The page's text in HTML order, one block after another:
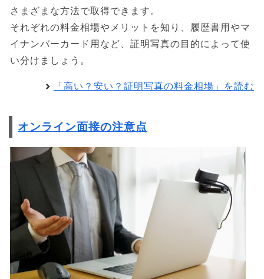
さまざまな方法で取得できます。
それぞれの料金相場やメリットを知り、履歴書用やマ
イナンバーカード用など、証明写真の目的によって使
い分けましょう。
「高い？安い？証明写真の料金相場」を読む
オンライン面接の注意点